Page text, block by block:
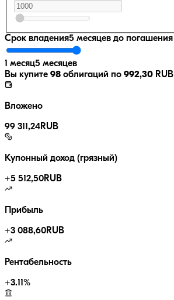
Срок владения5 месяцев до погашения
1 месяц5 месяцев
Вы купите 98 облигаций по 992,30 RUB
Вложено
99 311,24RUB
Купонный доход (грязный)
+5 512,50RUB
Прибыль
+3 088,60RUB
Рентабельность
+3.11%